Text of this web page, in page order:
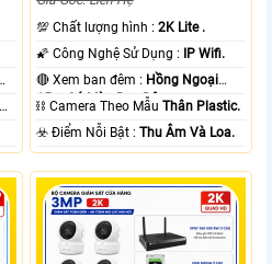
💯 Chất lượng hình :2K Lite .
🌠 Công Nghệ Sử Dụng : IP Wifi.
🔴 Xem ban đêm : Hồng Ngoại
15m Có Màu Ban Ðêm.
⛓ Camera Theo MẫuThân Plastic.
️☣️ Điểm Nỗi Bật :Thu Âm Và Loa.